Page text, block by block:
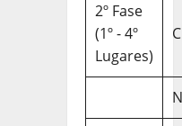
2º Fase
(1º - 4º
Lugares)